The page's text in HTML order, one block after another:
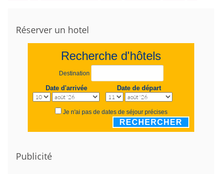
Réserver un hotel
Recherche d'hôtels
Destination
Date d'arrivée Date de départ
Je n'ai pas de dates de séjour précises
RECHERCHER
Publicité